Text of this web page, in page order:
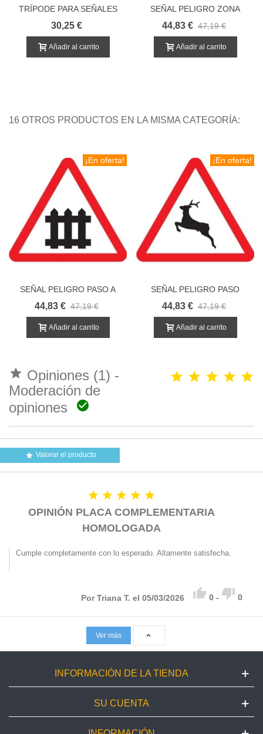
TRÍPODE PARA SEÑALES
DE OBRA EN CARRETERA
30,25 €
Añadir al carrito
SEÑAL PELIGRO ZONA
ESCOLAR
44,83 € 47,19 €
Añadir al carrito
16 OTROS PRODUCTOS EN LA MISMA CATEGORÍA:
¡En oferta!
SEÑAL PELIGRO PASO A
NIVEL CON BARRERAS
44,83 € 47,19 €
Añadir al carrito
¡En oferta!
SEÑAL PELIGRO PASO
ANIMALES EN LIBERTAD
44,83 € 47,19 €
Añadir al carrito
 Opiniones (1) -
Moderación de
opiniones

 Valorar el producto
    
OPINIÓN PLACA COMPLEMENTARIA
HOMOLOGADA
Cumple completamente con lo esperado. Altamente satisfecha.
Por Triana T. el 05/03/2026  0 -  0
Ver más 
INFORMACIÓN DE LA TIENDA
SU CUENTA